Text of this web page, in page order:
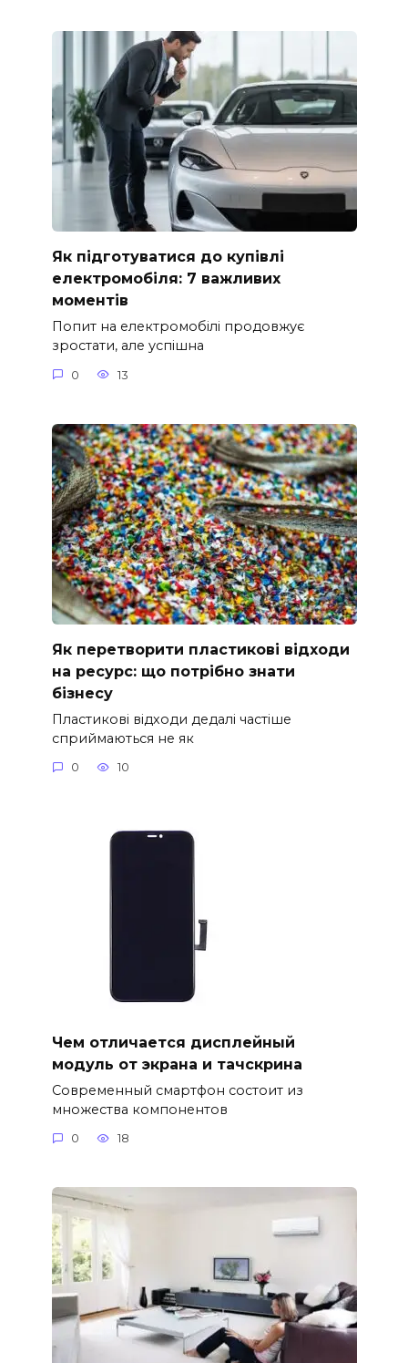
Як підготуватися до купівлі
електромобіля: 7 важливих
моментів
Попит на електромобілі продовжує
зростати, але успішна
0 13
Як перетворити пластикові відходи
на ресурс: що потрібно знати
бізнесу
Пластикові відходи дедалі частіше
сприймаються не як
0 10
Чем отличается дисплейный
модуль от экрана и тачскрина
Современный смартфон состоит из
множества компонентов
0 18